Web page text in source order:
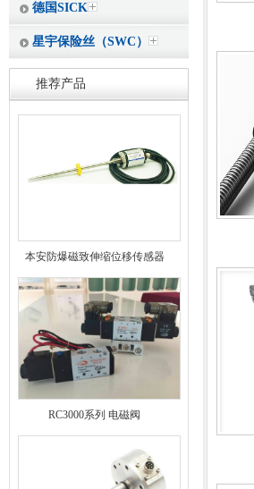
德国SICK
星宇保险丝（SWC）
推荐产品
本安防爆磁致伸缩位移传感器
RC3000系列 电磁阀